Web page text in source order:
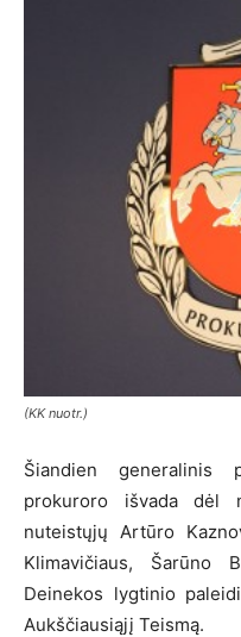
(KK nuotr.)
Šiandien generalinis
prokuroro išvada dėl
nuteistųjų Artūro
Klimavičiaus, Šarūno
Deinekos lygtinio
Aukščiausiąjį Teismą.